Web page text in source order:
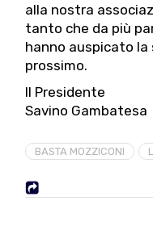
alla nostra
tanto che da più
hanno auspicato la
prossimo.
Il Presidente
Savino Gambatesa
BASTA MOZZICONI